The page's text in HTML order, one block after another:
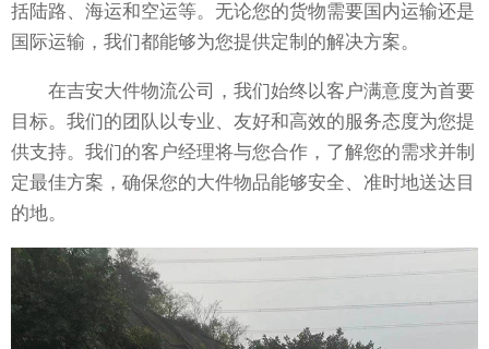
括陆路、海运和空运等。无论您的货物需要国内运输还是
国际运输，我们都能够为您提供定制的解决方案。
在吉安大件物流公司，我们始终以客户满意度为首要
目标。我们的团队以专业、友好和高效的服务态度为您提
供支持。我们的客户经理将与您合作，了解您的需求并制
定最佳方案，确保您的大件物品能够安全、准时地送达目
的地。